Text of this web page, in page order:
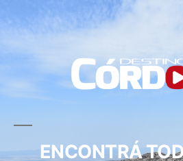
ENCONTRÁ